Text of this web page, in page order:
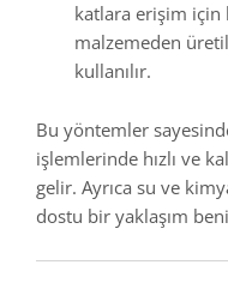
katlara erişim için
malzemeden
kullanılır.
Bu yöntemler
işlemlerinde hızlı ve
gelir. Ayrıca su ve
dostu bir yaklaşım